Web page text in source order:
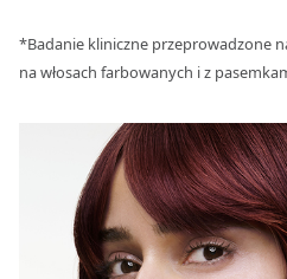
*Badanie kliniczne przeprowadzone
na włosach farbowanych i z